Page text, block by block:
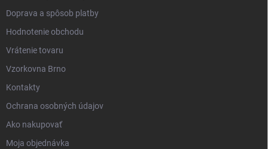
Doprava a spôsob platby
Hodnotenie obchodu
Vrátenie tovaru
Vzorkovna Brno
Kontakty
Ochrana osobných údajov
Ako nakupovať
Moja objednávka